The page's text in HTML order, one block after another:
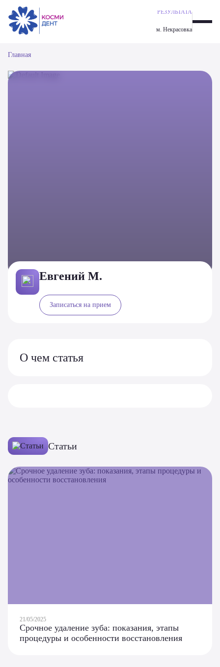
РЕЗУЛЬТАТА
м. Некрасовка
ИМПЛАНТАЦИЯ ALL-ON-6
ОДНОМОМЕНТНАЯ ИМПЛАНТАЦИЯ ЗУБОВ
ПАРОДОНТОЛОГИЯ
Главная
Евгений М.
Записаться на прием
О чем статья
Статьи
21/05/2025
Срочное удаление зуба: показания, этапы
процедуры и особенности восстановления